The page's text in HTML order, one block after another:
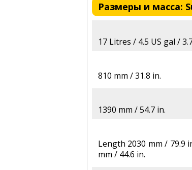
Размеры и масса:
17 Litres / 4.5 US gal /
810 mm / 31.8 in.
1390 mm / 54.7 in.
Length 2030 mm / 79.9
mm / 44.6 in.